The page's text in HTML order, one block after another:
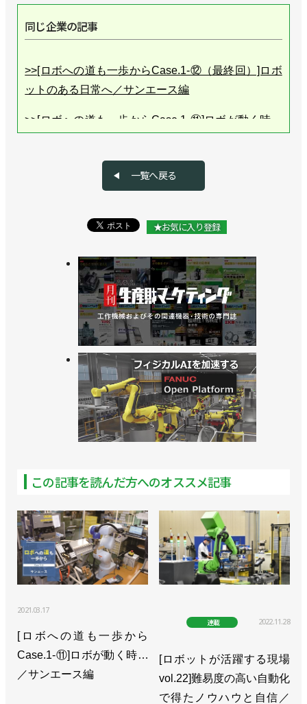
同じ企業の記事
>>[ロボへの道も一歩からCase.1-⑫（最終回）]ロボ
ットのある日常へ／サンエース編
>>[ロボへの道も一歩からCase.1-⑪]ロボが動く時…
>>[ロボへの道も一歩からCase.1-⑩]まずは一通りで
きるように！／サンエース編
>>[ロボへの道も一歩からCase.1-⑨]作業の選択と集
>>[ロボへの道も一歩からCase.1-⑧]立ちはだかる干
渉の壁／サンエース編
>>[ロボへの道も一歩からCase.1-⑦]ロボ、ついに降
臨！／サンエース編
>>[ロボへの道も一歩からCase.1-⑥]ハンドの爪、削
ってます／サンエース編
>>[ロボへの道も一歩からCase.1-⑤]どう置くんだ、
ストッカー!?／サンエース編
中／サンエース編
>>[ロボへの道も一歩からCase.1-②]ベテラン斉藤さ
ん現わる！／サンエース編
>>[新連載・ロボへの道も一歩からCase.1-①]やっぱ
りコロナはキツかった／サンエース編
一覧へ戻る
★お気に入り登録
この記事を読んだ方へのオススメ記事
2021.03.17
[ロボへの道も一歩から
Case.1-⑪]ロボが動く時…
／サンエース編
連載 2022.11.28
[ロボットが活躍する現場
vol.22]難易度の高い自動化
で得たノウハウと自信／